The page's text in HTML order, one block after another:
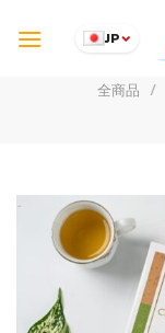
JP
全商品 /